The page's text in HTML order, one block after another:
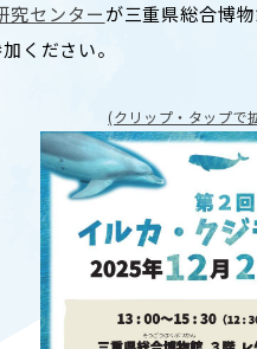
学部概要
RESEARCH
研究
CENTERS
附属教育研究施設
究センターが三重県総合博
ください。
(クリップ・タップで